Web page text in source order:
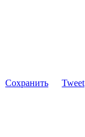
Сохранить Tweet